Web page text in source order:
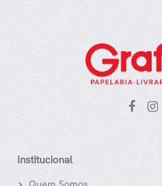
Institucional